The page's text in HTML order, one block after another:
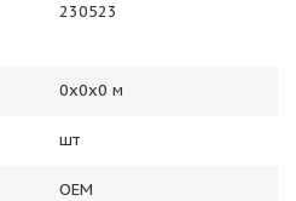
230523
0х0х0 м
шт
OEM